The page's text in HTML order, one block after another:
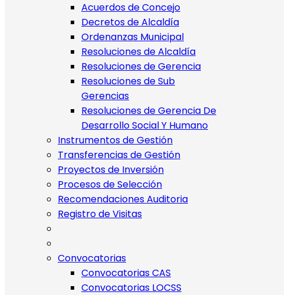
Acuerdos de Concejo
Decretos de Alcaldía
Ordenanzas Municipal
Resoluciones de Alcaldía
Resoluciones de Gerencia
Resoluciones de Sub
Gerencias
Resoluciones de Gerencia De
Desarrollo Social Y Humano
Instrumentos de Gestión
Transferencias de Gestión
Proyectos de Inversión
Procesos de Selección
Recomendaciones Auditoria
Registro de Visitas
Convocatorias
Convocatorias CAS
Convocatorias LOCSS